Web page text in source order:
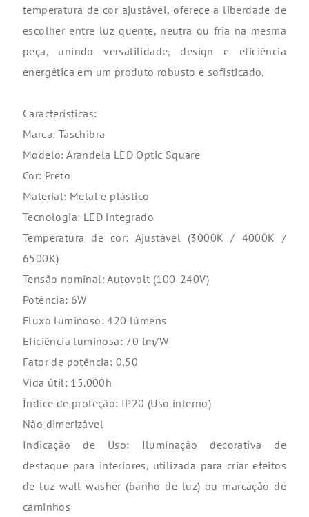
temperatura de cor ajustável, oferece a liberdade de
escolher entre luz quente, neutra ou fria na mesma
peça, unindo versatilidade, design e eficiência
energética em um produto robusto e sofisticado.
Características:
Marca: Taschibra
Modelo: Arandela LED Optic Square
Cor: Preto
Material: Metal e plástico
Tecnologia: LED integrado
Temperatura de cor: Ajustável (3000K / 4000K /
6500K)
Tensão nominal: Autovolt (100-240V)
Potência: 6W
Fluxo luminoso: 420 lúmens
Eficiência luminosa: 70 lm/W
Fator de potência: 0,50
Vida útil: 15.000h
Ìndice de proteção: IP20 (Uso interno)
Não dimerizável
Indicação de Uso: Iluminação decorativa de
destaque para interiores, utilizada para criar efeitos
de luz wall washer (banho de luz) ou marcação de
caminhos